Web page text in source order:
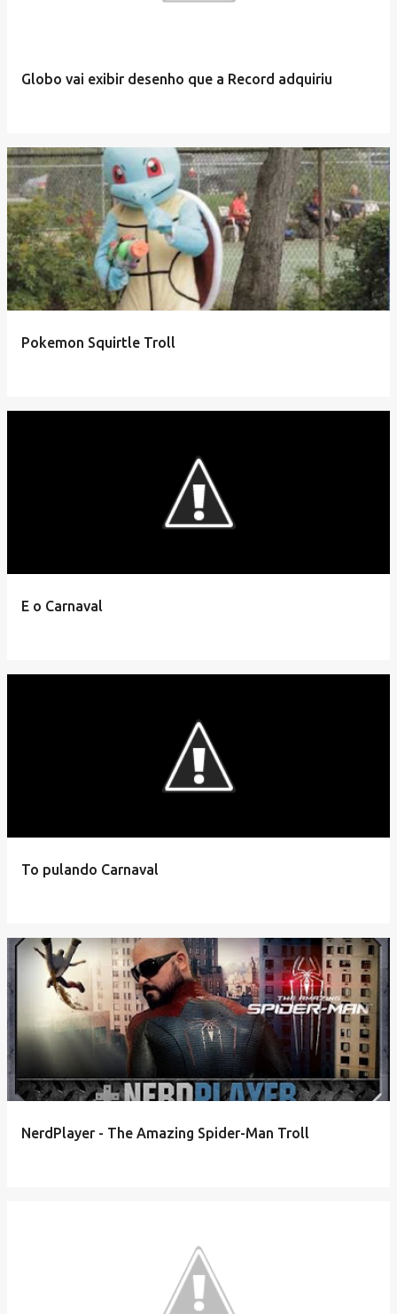
Globo vai exibir desenho que a Record adquiriu
Pokemon Squirtle Troll
E o Carnaval
To pulando Carnaval
NerdPlayer - The Amazing Spider-Man Troll